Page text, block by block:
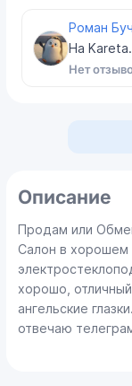
Роман
На
Нет
Описание
Продам или
Салон в хорошем
хорошо,
ангельские
отвечаю